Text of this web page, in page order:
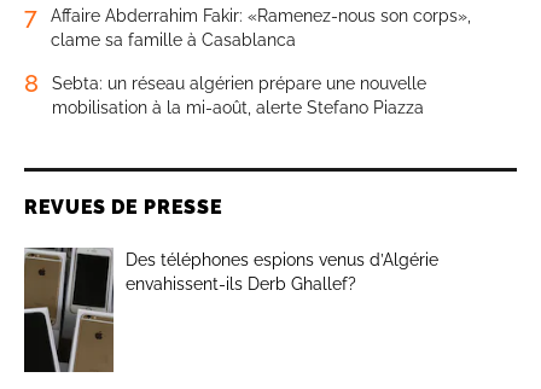
7
Affaire Abderrahim Fakir: «Ramenez-nous son corps»,
clame sa famille à Casablanca
8
Sebta: un réseau algérien prépare une nouvelle
mobilisation à la mi-août, alerte Stefano Piazza
REVUES DE PRESSE
Des téléphones espions venus d’Algérie
envahissent-ils Derb Ghallef?